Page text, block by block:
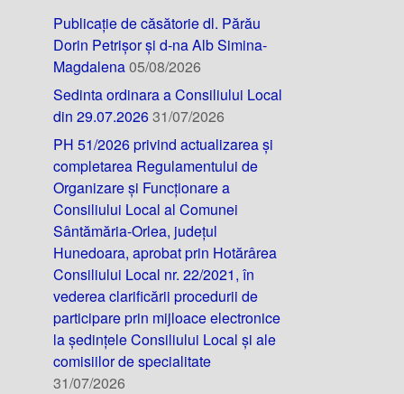
Publicație de căsătorie dl. Părău
Dorin Petrișor și d-na Alb Simina-
Magdalena05/08/2026
Sedinta ordinara a Consiliului Local
din 29.07.202631/07/2026
PH 51/2026 privind actualizarea și
completarea Regulamentului de
Organizare și Funcționare a
Consiliului Local al Comunei
Sântămăria-Orlea, județul
Hunedoara, aprobat prin Hotărârea
Consiliului Local nr. 22/2021, în
vederea clarificării procedurii de
participare prin mijloace electronice
la ședințele Consiliului Local și ale
comisiilor de specialitate
31/07/2026